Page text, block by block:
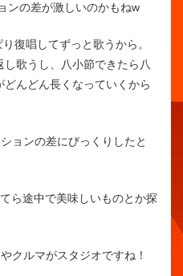
ンの差が激しいのかもねw
復唱してずっと歌うから。
歌うし、八小節できたら八
んどん長くなっていくから
ョンの差にびっくりしたと
ら途中で美味しいものとか探
クルマがスタジオですね！